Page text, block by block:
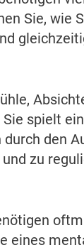
Sie, wie
spielt
den
zu
eines